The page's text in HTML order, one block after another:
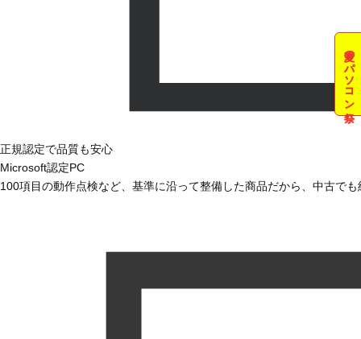
夏のパソコン祭
正規認定で品質も安心
Microsoft認定PC
100項目の動作点検など、基準に沿って整備した商品だから、中古で